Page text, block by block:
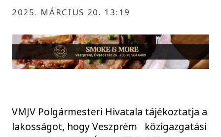
2025. MÁRCIUS 20. 13:19
VMJV Polgármesteri Hivatala tájékoztatja a
lakosságot, hogy Veszprém közigazgatási